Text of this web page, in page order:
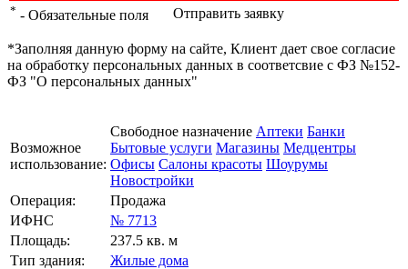
* - Обязательные поля Отправить заявку
*Заполняя данную форму на сайте, Клиент дает свое согласие
на обработку персональных данных в соответсвие с ФЗ №152-
ФЗ "О персональных данных"
Возможное
использование:
Свободное назначение Аптеки Банки
Бытовые услуги Магазины Медцентры
Офисы Салоны красоты Шоурумы
Новостройки
Операция:
Продажа
ИФНС
№ 7713
Площадь:
237.5 кв. м
Тип здания:
Жилые дома